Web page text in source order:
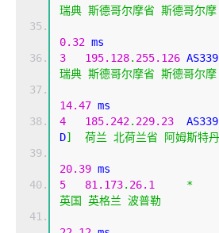
瑞典 斯德哥尔摩省 斯德哥尔摩
0.32 ms
3
195.128. 255.126
瑞典 斯德哥尔摩省 斯德哥尔摩
14.47 ms
4
185.242. 229.23
D] 荷兰 北荷兰省 阿姆斯特丹
20.39 ms
5
81.173. 26.1
*
英国
英格兰 波普勒